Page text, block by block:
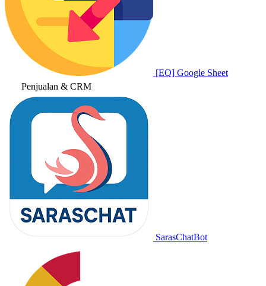
[EQ] Google Sheet
Penjualan & CRM
SarasChatBot